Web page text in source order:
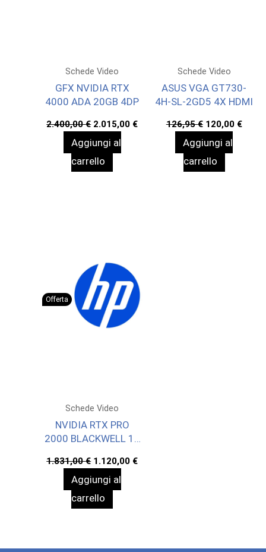
Schede Video
GFX NVIDIA RTX
4000 ADA 20GB 4DP
2.400,00€ Il
prezzo
originale
2.400,00 €.
2.015,00 €Il
2.015,00 €.
Aggiungi al
carrello
Schede Video
ASUS VGA GT730-
4H-SL-2GD5 4X HDMI
126,95€ Il
prezzo
originale
126,95 €.
120,00 €Il
Aggiungi al
carrello
Offerta
Schede Video
NVIDIA RTX PRO
2000 BLACKWELL 16
1.831,00€ Il
prezzo
originale
1.831,00 €.
1.120,00 €Il
prezzo
Aggiungi al
carrello